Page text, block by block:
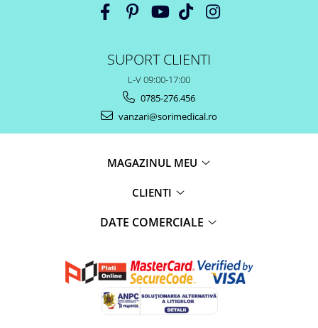
SUPORT CLIENTI
L-V 09:00-17:00
0785-276.456
vanzari@sorimedical.ro
MAGAZINUL MEU
CLIENTI
DATE COMERCIALE